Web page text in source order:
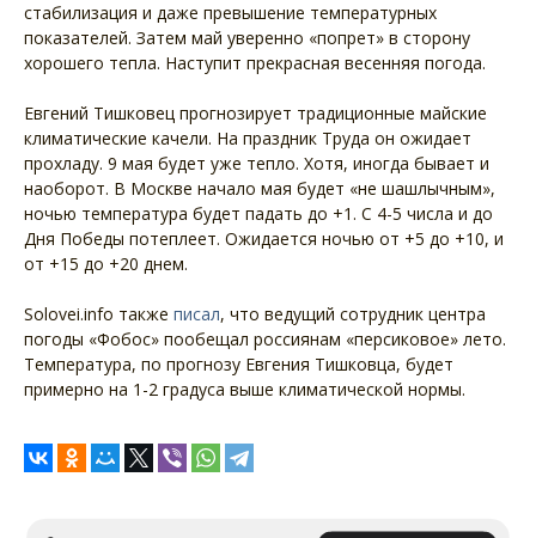
стабилизация и даже превышение температурных
показателей. Затем май уверенно «попрет» в сторону
хорошего тепла. Наступит прекрасная весенняя погода.
Евгений Тишковец прогнозирует традиционные майские
климатические качели. На праздник Труда он ожидает
прохладу. 9 мая будет уже тепло. Хотя, иногда бывает и
наоборот. В Москве начало мая будет «не шашлычным»,
ночью температура будет падать до +1. С 4-5 числа и до
Дня Победы потеплеет. Ожидается ночью от +5 до +10, и
от +15 до +20 днем.
Solovei.info также писал, что ведущий сотрудник центра
погоды «Фобос» пообещал россиянам «персиковое» лето.
Температура, по прогнозу Евгения Тишковца, будет
примерно на 1-2 градуса выше климатической нормы.